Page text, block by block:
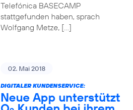
Telefónica BASECAMP
stattgefunden haben, sprach
Wolfgang Metze, […]
02. Mai 2018
DIGITALER KUNDENSERVICE:
Neue App unterstützt